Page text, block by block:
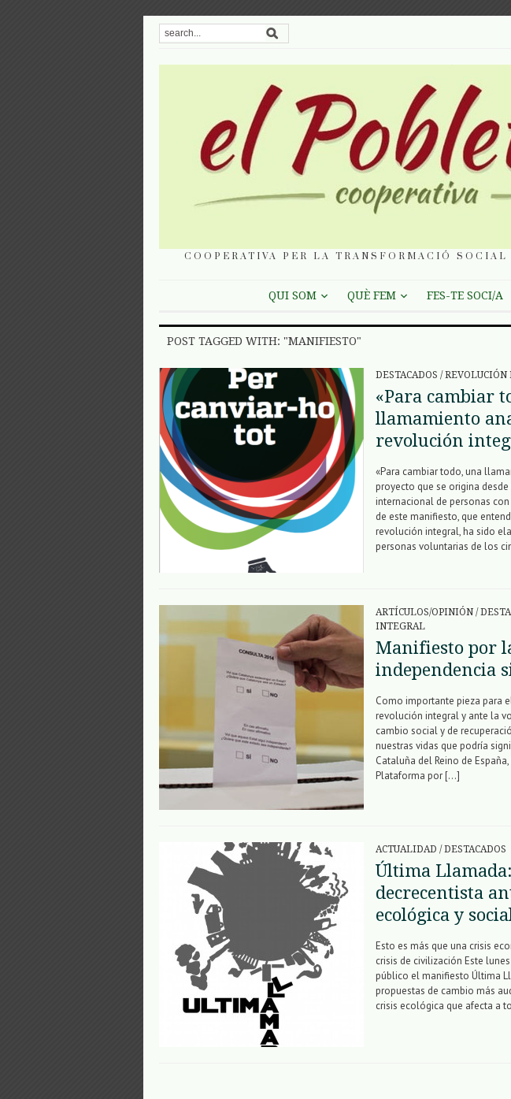
COOPERATIVA PER LA TRANSFORMACIÓ
QUI SOM QUÈ FEM FES-TE SOCI/A
POST TAGGED WITH: "MANIFIESTO"
DESTACADOS /
«Para cambiar
llamamiento
revolución
«Para cambiar todo, una
proyecto que se origina desde
internacional de personas
de este manifiesto, que
revolución integral, ha sido
personas voluntarias de los
ARTÍCULOS/OPINIÓN /
INTEGRAL
Manifiesto por
independencia
Como importante pieza para
revolución integral y ante la
cambio social y de
nuestras vidas que podría
Cataluña del Reino de
Plataforma por […]
ACTUALIDAD / DESTACADOS
Última
decrecentista
ecológica y
Esto es más que una crisis
crisis de civilización Este
público el manifiesto Última
propuestas de cambio más
crisis ecológica que afecta a